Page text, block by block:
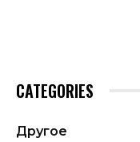
CATEGORIES
Другое